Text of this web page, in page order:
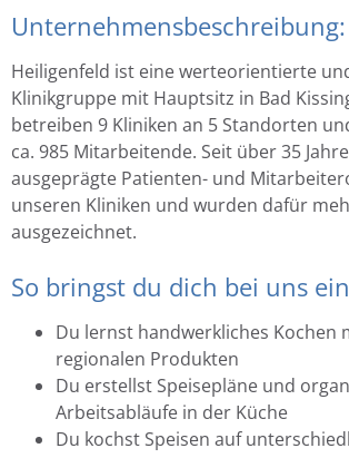
Unternehmensbeschreibung:
Heiligenfeld ist eine werteorientierte
Klinikgruppe mit Hauptsitz in Bad
betreiben 9 Kliniken an 5 Standorten
ca. 985 Mitarbeitende. Seit über 35
ausgeprägte Patienten- und
unseren Kliniken und wurden dafür
ausgezeichnet.
So bringst du dich bei uns
Du lernst handwerkliches Kochen
regionalen Produkten
Du erstellst Speisepläne und
Arbeitsabläufe in der Küche
Du kochst Speisen auf